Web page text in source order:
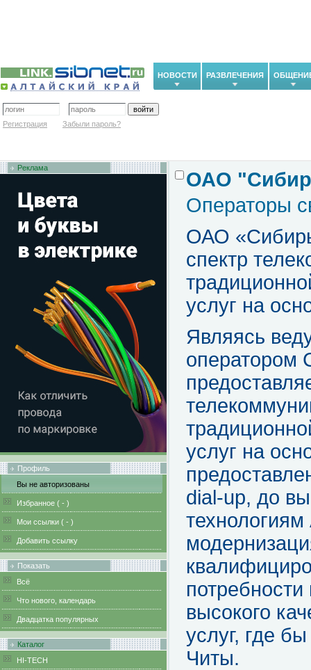
НОВОСТИ РАЗВЛЕЧЕНИЯ
Регистрация Забыли пароль?
Реклама
Профиль
Вы не авторизованы
Избранное ( - )
Мои ссылки ( - )
Добавить ссылку
Показать
Всё
Что нового, календарь
Двадцатка популярных
Каталог
HI-TECH
ОАО
Операторы
ОАО «
спектр
услуг на
Являясь
услуг на
dial-up, до
высокого
услуг, где
Читы.